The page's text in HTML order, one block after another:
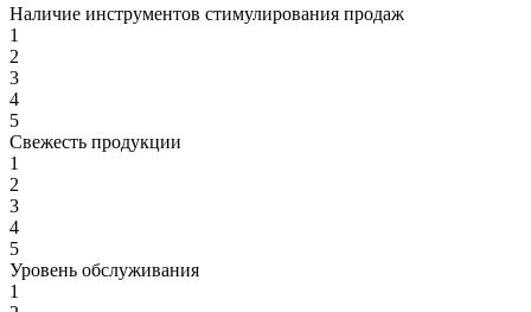
Наличие инструментов стимулирования продаж
1
2
3
4
5
Свежесть продукции
1
2
3
4
5
Уровень обслуживания
1